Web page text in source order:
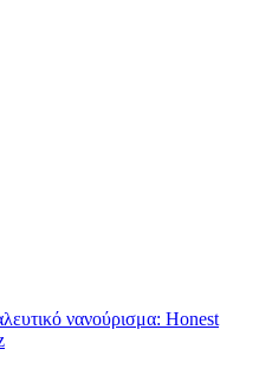
νανούρισμα: Honest